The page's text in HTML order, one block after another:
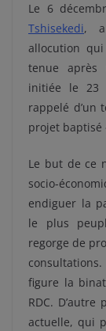
Le 6
Tshisekedi, a
allocution qui
tenue après
initiée le 23
rappelé d’un
projet baptisé
Le but de ce
socio-
endiguer la
le plus
regorge de
figure la
RDC.
actuelle, qui